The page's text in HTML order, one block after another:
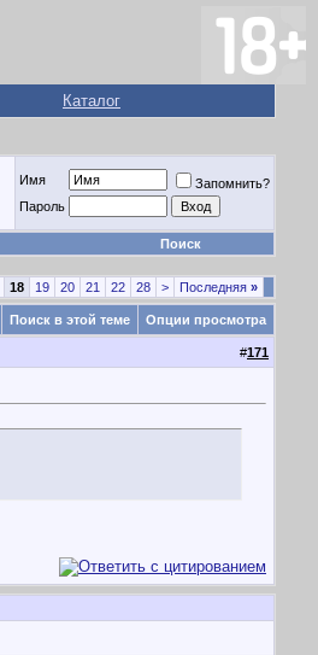
Каталог
Имя
Запомнить?
Пароль
Поиск
18 19 20 21 22 28 > Последняя »
Поиск в этой теме Опции просмотра
#171